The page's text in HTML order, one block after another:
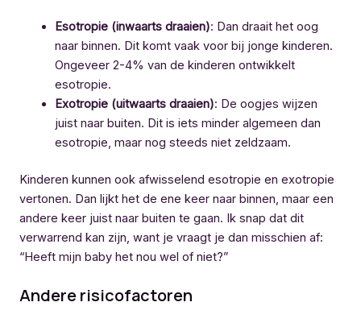
Esotropie (inwaarts draaien): Dan draait het oog
naar binnen. Dit komt vaak voor bij jonge kinderen.
Ongeveer 2-4% van de kinderen ontwikkelt
esotropie.
Exotropie (uitwaarts draaien): De oogjes wijzen
juist naar buiten. Dit is iets minder algemeen dan
esotropie, maar nog steeds niet zeldzaam.
Kinderen kunnen ook afwisselend esotropie en exotropie
vertonen. Dan lijkt het de ene keer naar binnen, maar een
andere keer juist naar buiten te gaan. Ik snap dat dit
verwarrend kan zijn, want je vraagt je dan misschien af:
“Heeft mijn baby het nou wel of niet?”
Andere risicofactoren